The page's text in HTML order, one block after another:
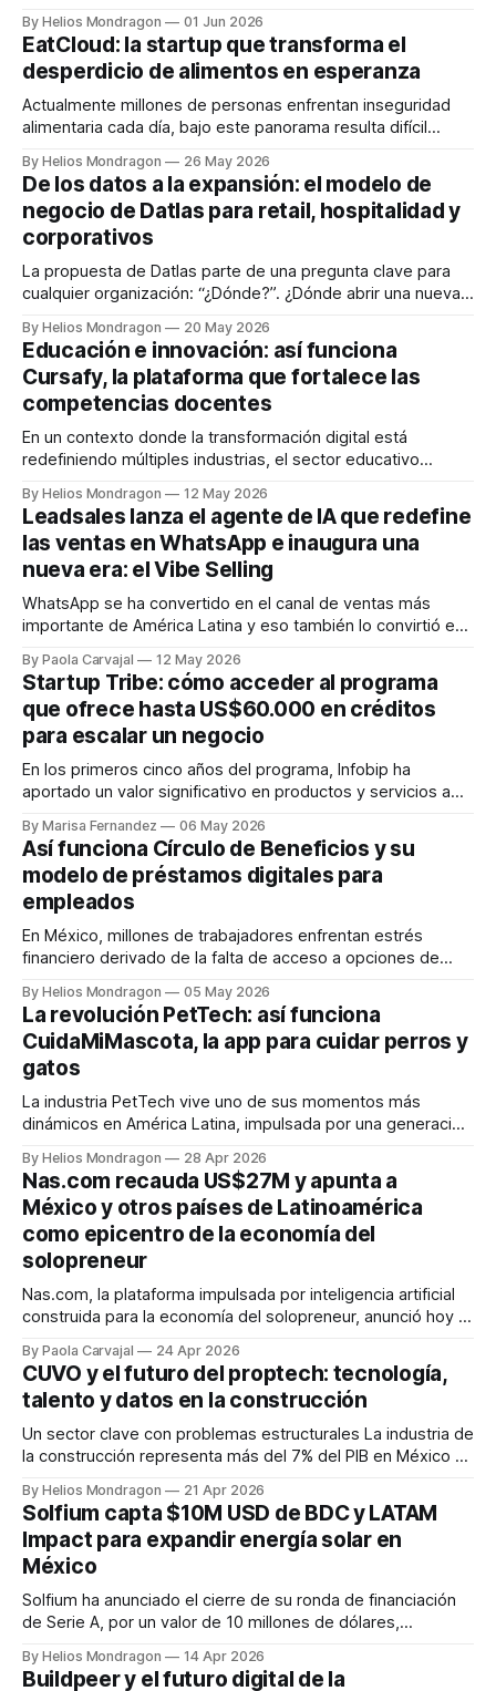
con procesos manuales, sistemas heredados y
experiencias de usuario poco eficientes. En este escenario,
Figuro emerge como una startup latinoamericana que busca
modernizar la forma en que aseguradoras, agentes y
By Helios Mondragon 01 Jun 2026
EatCloud: la startup que transforma el
desperdicio de alimentos en esperanza
Actualmente millones de personas enfrentan inseguridad
alimentaria cada día, bajo este panorama resulta difícil
consumible terminan en la basura. Esa contradicción fue
precisamente el punto de partida para EatCloud, una startup
latinoamericana que está demostrando cómo la tecnología
puede convertirse en una herramienta poderosa
By Helios Mondragon 26 May 2026
De los datos a la expansión: el modelo de
negocio de Datlas para retail, hospitalidad y
corporativos
La propuesta de Datlas parte de una pregunta clave para
cualquier organización: “¿Dónde?”. ¿Dónde abrir una nueva
lanzar un producto? Para responder estas preguntas, la
empresa combina Big Data, analítica avanzada e inteligencia
artificial respaldándose en más de 2,000 fuentes de
información y
By Helios Mondragon 20 May 2026
Educación e innovación: así funciona
Cursafy, la plataforma que fortalece las
competencias docentes
En un contexto donde la transformación digital está
redefiniendo múltiples industrias, el sector educativo
docentes para responder a nuevas dinámicas de
aprendizaje. En ese escenario surge Cursafy, una startup
enfocada en fortalecer las competencias de los profesores
mediante formación continua, acompañamiento
By Helios Mondragon 12 May 2026
Leadsales lanza el agente de IA que redefine
las ventas en WhatsApp e inaugura una
nueva era: el Vibe Selling
WhatsApp se ha convertido en el canal de ventas más
importante de América Latina y eso también lo convirtió en
decenas de mensajes comerciales al día dentro de una
aplicación que originalmente nació para hablar con
personas cercanas. La tolerancia se reduce.
By Paola Carvajal 12 May 2026
Startup Tribe: cómo acceder al programa
que ofrece hasta US$60.000 en créditos
para escalar un negocio
En los primeros cinco años del programa, Infobip ha
aportado un valor significativo en productos y servicios a
comunicaciones con clientes en todo el mundo.
Latinoamérica, mayo de 2026.– La plataforma global de
comunicaciones en la nube con enfoque en IA, Infobip,
By Marisa Fernandez 06 May 2026
Así funciona Círculo de Beneficios y su
modelo de préstamos digitales para
empleados
En México, millones de trabajadores enfrentan estrés
financiero derivado de la falta de acceso a opciones de
contexto surge Círculo de Beneficios, una startup fintech
mexicana que busca modernizar la manera en que los
empleados obtienen préstamos y adelantos de nómina
mediante una
By Helios Mondragon 05 May 2026
La revolución PetTech: así funciona
CuidaMiMascota, la app para cuidar perros y
gatos
La industria PetTech vive uno de sus momentos más
dinámicos en América Latina, impulsada por una generación
esencial de la familia. En este escenario surge
CuidaMiMascota, una startup mexicana que busca
transformar la manera en que las personas encuentran
cuidado para
By Helios Mondragon 28 Apr 2026
Nas.com recauda US$27M y apunta a
México y otros países de Latinoamérica
como epicentro de la economía del
solopreneur
Nas.com, la plataforma impulsada por inteligencia artificial
construida para la economía del solopreneur, anunció hoy el
millones de dólares, liderada por Khosla Ventures —el
fondo de Silicon Valley detrás de OpenAI, Stripe y GitLab—
con la participación de Lightspeed
By Paola Carvajal 24 Apr 2026
CUVO y el futuro del proptech: tecnología,
talento y datos en la construcción
Un sector clave con problemas estructurales La industria de
la construcción representa más del 7% del PIB en México y
embargo, enfrenta desafíos críticos: hasta el 95% de las
obras no se entregan en tiempo o con la calidad esperada,
By Helios Mondragon 21 Apr 2026
Solfium capta $10M USD de BDC y LATAM
Impact para expandir energía solar en
México
Solfium ha anunciado el cierre de su ronda de financiación
de Serie A, por un valor de 10 millones de dólares,
sido liderada por Accion y ALIVE Ventures, con la
By Helios Mondragon 14 Apr 2026
Buildpeer y el futuro digital de la